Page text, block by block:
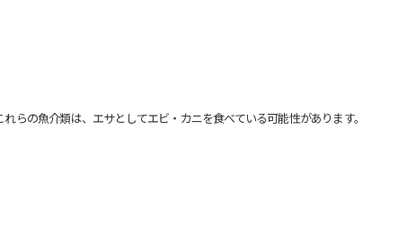
の魚介類は、エサとしてエビ・カニを食べている可能性があります。